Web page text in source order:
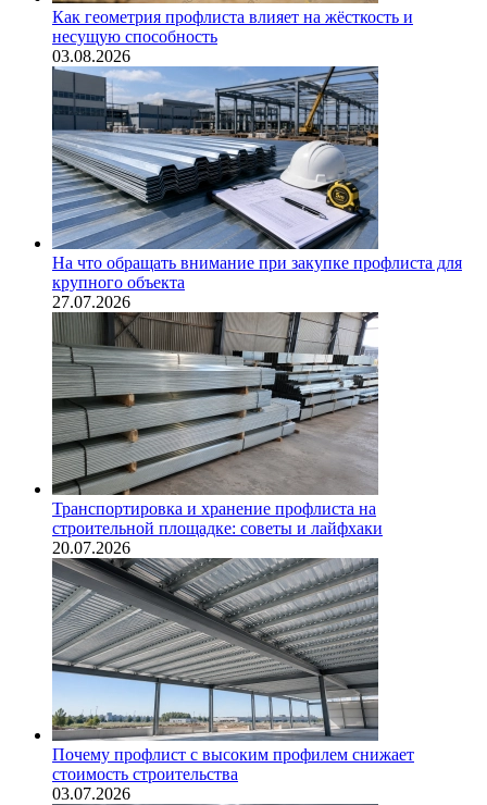
Как геометрия профлиста влияет на жёсткость и
несущую способность
03.08.2026
На что обращать внимание при закупке профлиста для
крупного объекта
27.07.2026
Транспортировка и хранение профлиста на
строительной площадке: советы и лайфхаки
20.07.2026
Почему профлист с высоким профилем снижает
стоимость строительства
03.07.2026